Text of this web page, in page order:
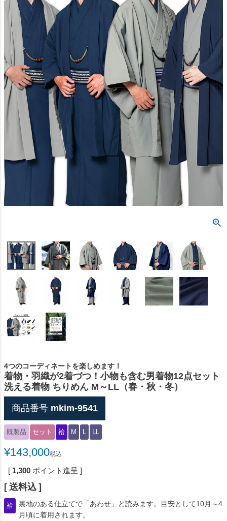
4つのコーディネートを楽しめます！
着物・羽織が2着づつ！小物も含む男着物12点セット
洗える着物 ちりめん M～LL（春・秋・冬）
商品番号 mkim-9541
既製品 セット 袷 M
¥143,000税込
[ 1,300 ポイント進呈 ]
送料込
袷
裏地のある仕立てで「あわせ」と読みます。目安として10月～4
月頃に着用されます。